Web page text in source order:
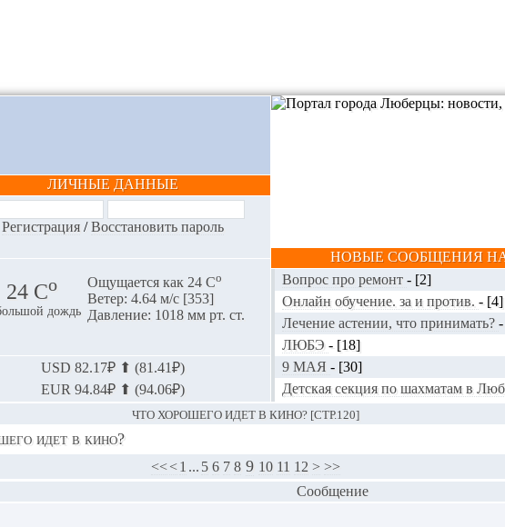
ЛИЧНЫЕ ДАННЫЕ
Регистрация/Восстановить пароль
24 Сo
дождь
Ощущается как 24 Сo
Ветер: 4.64 м/с [353]
Давление: 1018 мм рт. ст.
USD 82.17₽ ⬆ (81.41₽)
EUR 94.84₽ ⬆ (94.06₽)
НОВЫЕ СООБЩЕНИЯ
Вопрос про ремонт - [2]
Онлайн обучение. за и против. - [4]
Лечение астении, что принимать? -
ЛЮБЭ - [18]
9 МАЯ - [30]
Детская секция по шахматам в
ЧТО ХОРОШЕГО ИДЕТ В КИНО? [СТР.120]
идет в кино?
<< < 1 ... 5 6 7 8 9 10 11 12 > >>
Сообщение